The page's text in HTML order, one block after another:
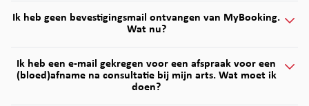
Ik heb geen bevestigingsmail ontvangen van MyBooking.
Wat nu?
Ik heb een e-mail gekregen voor een afspraak voor een
(bloed)afname na consultatie bij mijn arts. Wat moet ik
doen?